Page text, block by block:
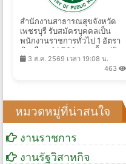
สํานักงานสาธารณสุขจังหวัด
เพชรบุรี รับสมัครบุคคลเป็น
พนักงานราชการทั่วไป 1 อัตรา
เงินเดือน 21,780 บาท ตั้งแต่วัน
ที่ 10 - 17 ส.ค. 2569
3 ส.ค. 2569 เวลา 19:08 น.
463
หมวดหมู่ที่น่าสนใจ
งานราชการ
งานรัฐวิสาหกิจ